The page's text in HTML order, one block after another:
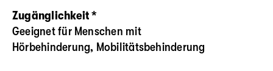
Zugänglichkeit *
Geeignet für Menschen mit
Hörbehinderung, Mobilitätsbehinderung